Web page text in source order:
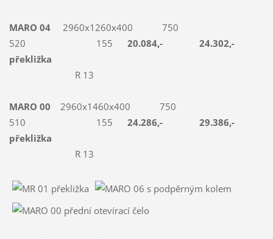
MARO 042960x1260x400 750
520 155 20.084,- 24.302,-
překližka
R 13
MARO 00 2960x1460x400 750
510 155 24.286,- 29.386,-
překližka
R 13